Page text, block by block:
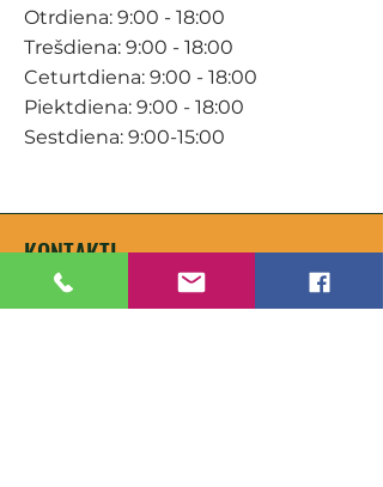
Otrdiena: 9:00 - 18:00
Trešdiena: 9:00 - 18:00
Ceturtdiena: 9:00 - 18:00
Piektdiena: 9:00 - 18:00
Sestdiena: 9:00-15:00
KONTAKTI
Veikals / E-veikals